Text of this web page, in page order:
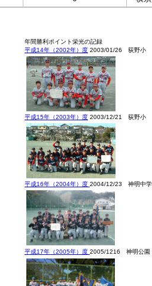
年間勝利ポイント栄光の記録
平成14年（2002年）度 2003/01/26 荻野小
平成15年（2003年）度 2003/12/21 荻野小
平成16年（2004年）度 2004/12/23 神明中学
平成17年（2005年）度 2005/1216 神明公園